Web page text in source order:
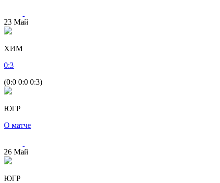
23 Май
ХИМ
0:3
(0:0 0:0 0:3)
ЮГР
О матче
26 Май
ЮГР